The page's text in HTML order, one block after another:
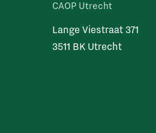
CAOP Utrecht
Lange Viestraat 371
3511 BK Utrecht